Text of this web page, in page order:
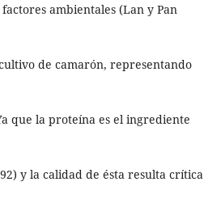
ambientales (Lan y Pan
de camarón, representando
que la proteína es el ingrediente
y la calidad de ésta resulta crítica